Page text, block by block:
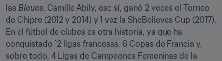
las Bleues. Camille Abily, eso sí, ganó 2 veces el Torneo
de Chipre (2012 y 2014) y 1 vez la SheBelieves Cup (2017).
En el fútbol de clubes es otra historia, ya que ha
conquistado 12 ligas francesas, 6 Copas de Francia y,
sobre todo, 4 Ligas de Campeones Femeninas de la